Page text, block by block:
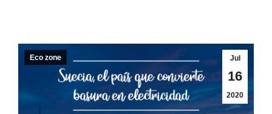
Jul
16
2020
Eco zone